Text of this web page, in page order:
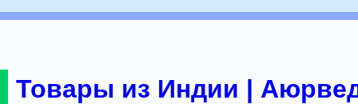
Товары из Индии |